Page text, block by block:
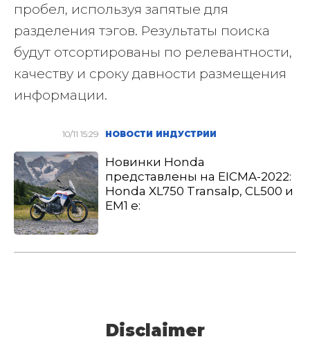
пробел, используя запятые для
разделения тэгов. Результаты поиска
будут отсортированы по релевантности,
качеству и сроку давности размещения
информации.
10/11 15:29 НОВОСТИ ИНДУСТРИИ
Новинки Honda
представлены на EICMA-2022:
Honda XL750 Transalp, CL500 и
EM1 e:
Disclaimer